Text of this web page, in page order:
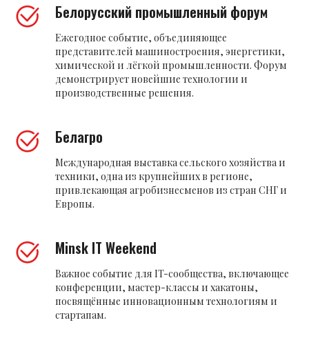
Белорусский промышленный форум
Ежегодное событие, объединяющее
представителей машиностроения, энергетики,
химической и лёгкой промышленности. Форум
демонстрирует новейшие технологии и
производственные решения.
Белагро
Международная выставка сельского хозяйства и
техники, одна из крупнейших в регионе,
привлекающая агробизнесменов из стран СНГ и
Европы.
Minsk IT Weekend
Важное событие для IT-сообщества, включающее
конференции, мастер-классы и хакатоны,
посвящённые инновационным технологиям и
стартапам.